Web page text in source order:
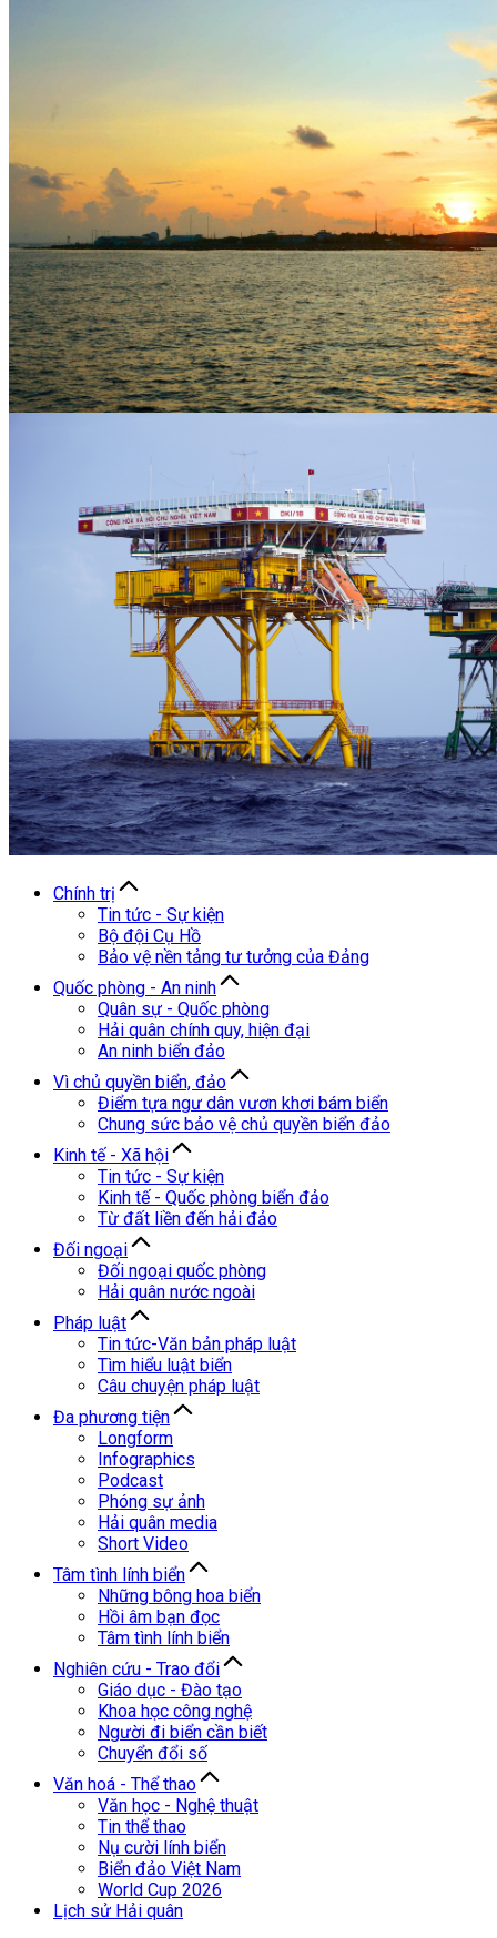
Chính trị
Tin tức - Sự kiện
Bộ đội Cụ Hồ
Bảo vệ nền tảng tư tưởng của Đảng
Quốc phòng - An ninh
Quân sự - Quốc phòng
Hải quân chính quy, hiện đại
An ninh biển đảo
Vì chủ quyền biển, đảo
Điểm tựa ngư dân vươn khơi bám biển
Chung sức bảo vệ chủ quyền biển đảo
Kinh tế - Xã hội
Tin tức - Sự kiện
Kinh tế - Quốc phòng biển đảo
Từ đất liền đến hải đảo
Đối ngoại
Đối ngoại quốc phòng
Hải quân nước ngoài
Pháp luật
Tin tức-Văn bản pháp luật
Tìm hiểu luật biển
Câu chuyện pháp luật
Đa phương tiện
Longform
Infographics
Podcast
Phóng sự ảnh
Hải quân media
Short Video
Tâm tình lính biển
Những bông hoa biển
Hồi âm bạn đọc
Tâm tình lính biển
Nghiên cứu - Trao đổi
Giáo dục - Đào tạo
Khoa học công nghệ
Người đi biển cần biết
Chuyển đổi số
Văn hoá - Thể thao
Văn học - Nghệ thuật
Tin thể thao
Nụ cười lính biển
Biển đảo Việt Nam
World Cup 2026
Lịch sử Hải quân